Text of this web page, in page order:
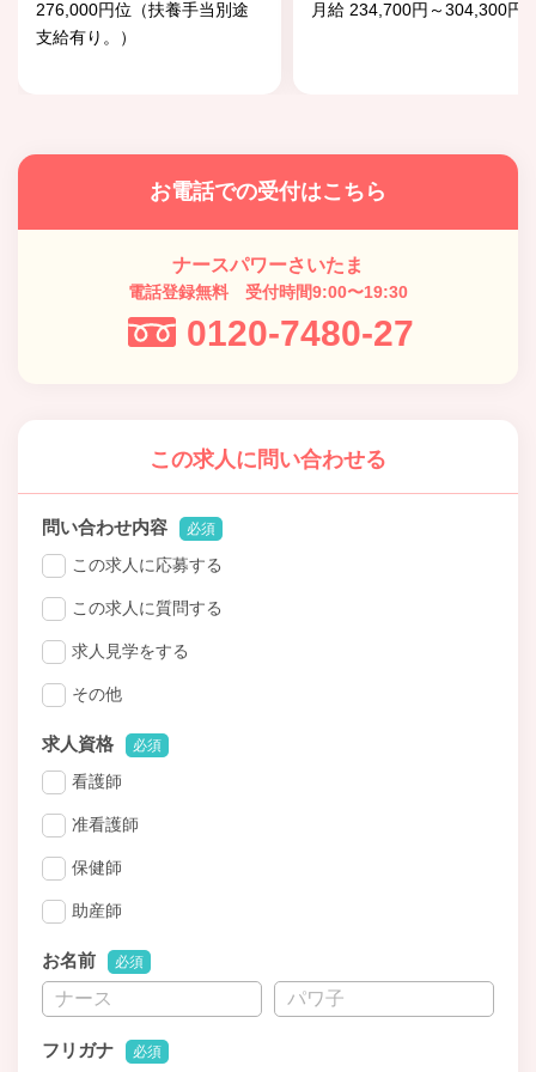
276,000円位（扶養手当別途
支給有り。）
月給 234,700円～304,300円
お電話での受付はこちら
ナースパワーさいたま
電話登録無料 受付時間9:00〜19:30
0120-7480-27
この求人に問い合わせる
問い合わせ内容 必須
この求人に応募する
この求人に質問する
求人見学をする
その他
求人資格 必須
看護師
准看護師
保健師
助産師
お名前 必須
フリガナ 必須